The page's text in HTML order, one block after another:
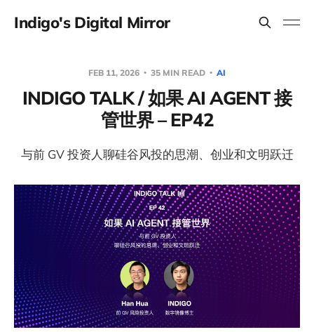
Indigo's Digital Mirror
FEB 11, 2026 35 MIN READ AI
INDIGO TALK / 如果 AI AGENT 接
管世界 – EP42
与前 GV 投资人聊硅谷风投的思潮、创业和文明跃迁